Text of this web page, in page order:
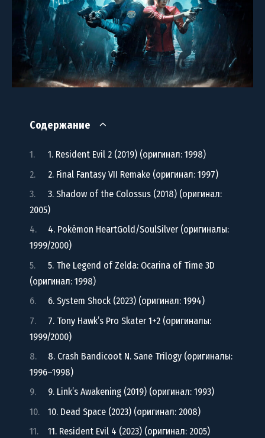
Содержание
1. Resident Evil 2 (2019) (оригинал: 1998)
2. Final Fantasy VII Remake (оригинал: 1997)
3. Shadow of the Colossus (2018) (оригинал:
2005)
4. Pokémon HeartGold/SoulSilver (оригиналы:
1999/2000)
5. The Legend of Zelda: Ocarina of Time 3D
(оригинал: 1998)
6. System Shock (2023) (оригинал: 1994)
7. Tony Hawk’s Pro Skater 1+2 (оригиналы:
1999/2000)
8. Crash Bandicoot N. Sane Trilogy (оригиналы:
1996–1998)
9. Link’s Awakening (2019) (оригинал: 1993)
10. Dead Space (2023) (оригинал: 2008)
11. Resident Evil 4 (2023) (оригинал: 2005)